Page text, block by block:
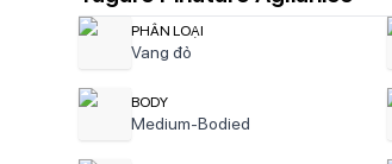
PHÂN LOẠI
Vang đỏ
BODY
Medium-Bodied